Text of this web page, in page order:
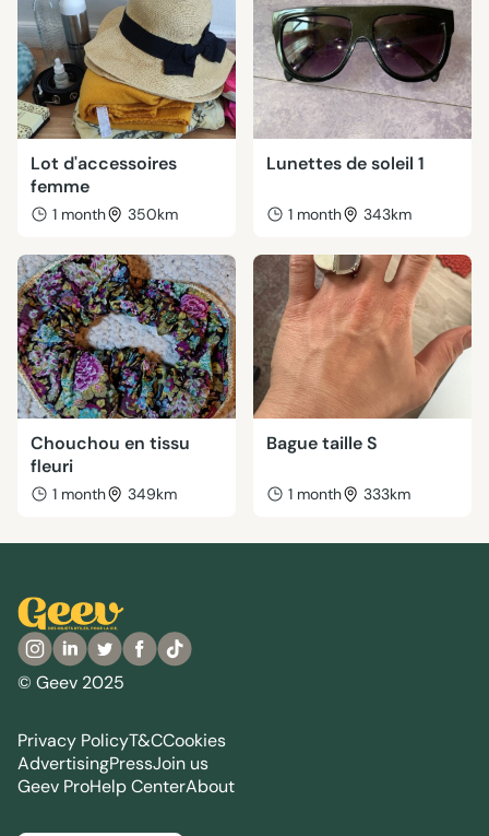
Lot d'accessoires
femme
1 month 350km
Lunettes de soleil 1
1 month 343km
Chouchou en tissu
fleuri
1 month 349km
Bague taille S
1 month 333km
© Geev 2025
Privacy PolicyT&CCookies
AdvertisingPressJoin us
Geev ProHelp CenterAbout